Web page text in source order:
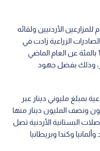
الأردنيين ولقائه
الزراعية زادت في
النصف الأول من العام الحالي بنسبة 18 بالمئة عن العام الماضي
و800 مليون دينار، وذلك بفضل جهود
بمبلغ مليوني دينار عبر
تم صرف مليون ونصف المليون دينار منها
أن الحاصلات البستانية الأردنية تصل
وكندا وبريطانيا